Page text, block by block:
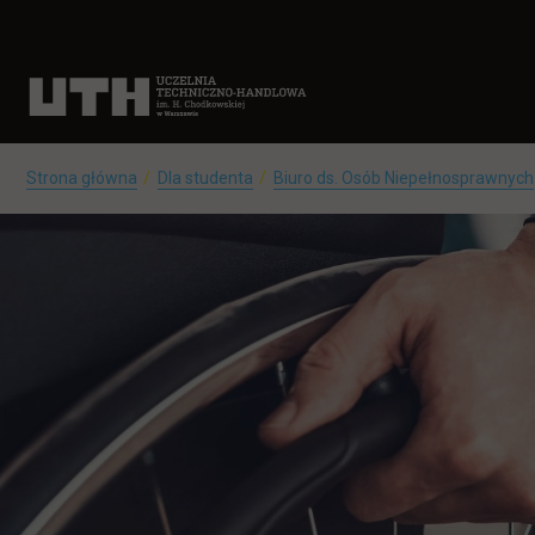
Strona główna Dla studenta Biuro ds. Osób Niepełnosprawnych